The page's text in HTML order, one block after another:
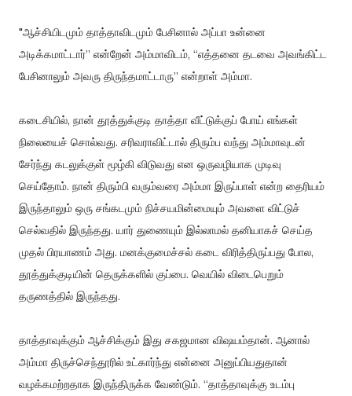
"ஆச்சியிடமும் தாத்தாவிடமும் பேசினால் அப்பா உன்னை
அடிக்கமாட்டார்” என்றேன் அம்மாவிடம், “எத்தனை தடவை அவங்கிட்ட
பேசினாலும் அவரு திருந்தமாட்டாரு” என்றாள் அம்மா.
கடைசியில், நான் தூத்துக்குடி தாத்தா வீட்டுக்குப் போய் எங்கள்
நிலையைச் சொல்வது. சரிவராவிட்டால் திரும்ப வந்து அம்மாவுடன்
சேர்ந்து கடலுக்குள் மூழ்கி விடுவது என ஒருவழியாக முடிவு
செய்தோம். நான் திரும்பி வரும்வரை அம்மா இருப்பாள் என்ற தைரியம்
இருந்தாலும் ஒரு சங்கடமும் நிச்சயமின்மையும் அவளை விட்டுச்
செல்வதில் இருந்தது. யார் துணையும் இல்லாமல் தனியாகச் செய்த
முதல் பிரயாணம் அது. மனக்குமைச்சல் கடை விரித்திருப்பது போல,
தூத்துக்குடியின் தெருக்களில் குப்பை. வெயில் விடைபெறும்
தருணத்தில் இருந்தது.
தாத்தாவுக்கும் ஆச்சிக்கும் இது சகஜமான விஷயம்தான். ஆனால்
அம்மா திருச்செந்தூரில் உட்கார்ந்து என்னை அனுப்பியதுதான்
வழக்கமற்றதாக இருந்திருக்க வேண்டும். “தாத்தாவுக்கு உடம்பு